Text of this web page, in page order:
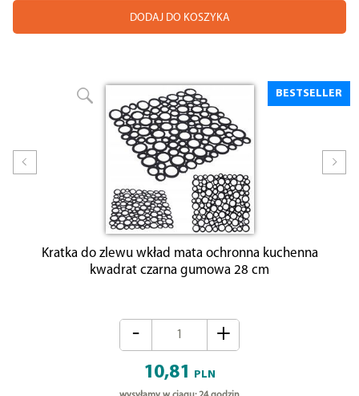
DODAJ DO KOSZYKA
BESTSELLER
Prev
Kratka do zlewu wkład mata ochronna kuchenna
kwadrat czarna gumowa 28 cm
- +
10,81 PLN